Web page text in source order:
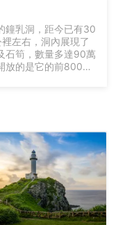
您可以了解勺蛇的
爬行動物。
用飯勺幣進行的滑稽
、14:00、15:30
鐘。不容錯過的盛
鼓舞」每天在Eisa
分別為10:30、
，時長約25分鐘。
最後以傳統的戲劇和
官體驗館內的一
物的零距離接觸體
館內的每一個區域只
較大限度地拉近旅
們的距離。
鐘乳洞，距今已有30
左右，洞內展現了
石筍，數量多達90萬
放的是它的前800米